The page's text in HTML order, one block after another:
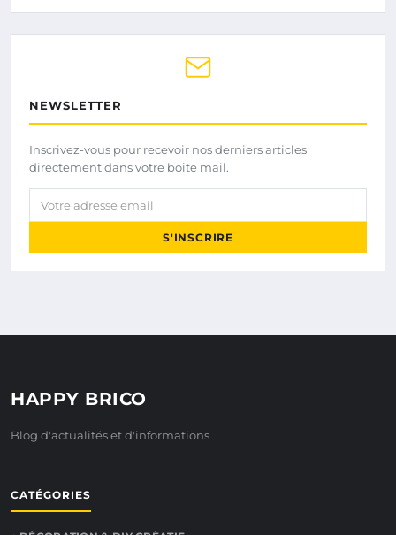
NEWSLETTER
Inscrivez-vous pour recevoir nos derniers articles
directement dans votre boîte mail.
Votre adresse email
S'INSCRIRE
HAPPY BRICO
Blog d'actualités et d'informations
CATÉGORIES